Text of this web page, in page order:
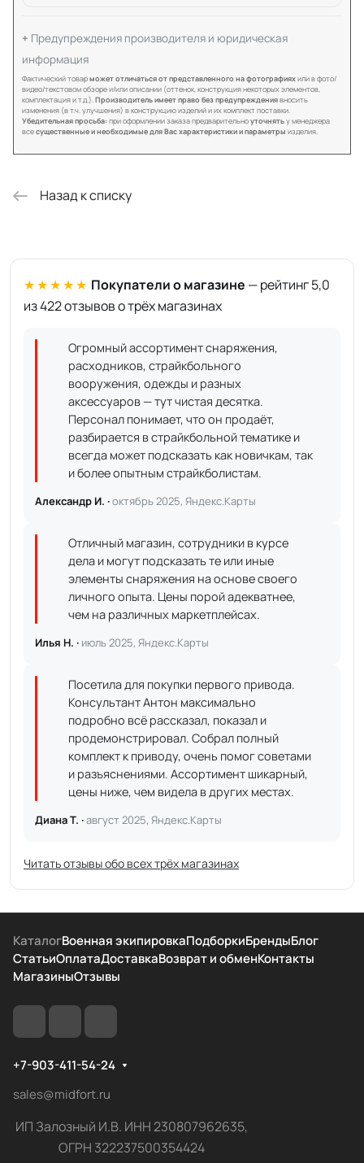
Предупреждения производителя и юридическая
информация
Фактический товарможет отличаться от представленного на фотографияхили в фото/
видео/текстовом обзоре и/или описании (оттенок, конструкция некоторых элементов,
комплектация и т.д.).Производитель имеет право без предупреждениявносить
изменения (в т.ч. улучшения) в конструкцию изделий и их комплект поставки.
Убедительная просьба: при оформлении заказа предварительноуточнятьу менеджера
всесущественные и необходимые для Вас характеристики и параметры изделия.
Назад к списку
★★★★★ Покупатели о магазине — рейтинг 5,0
из 422 отзывов о трёх магазинах
Огромный ассортимент снаряжения,
расходников, страйкбольного
вооружения, одежды и разных
аксессуаров — тут чистая десятка.
Персонал понимает, что он продаёт,
разбирается в страйкбольной тематике и
всегда может подсказать как новичкам, так
и более опытным страйкболистам.
Александр И. ·октябрь 2025, Яндекс.Карты
Отличный магазин, сотрудники в курсе
дела и могут подсказать те или иные
элементы снаряжения на основе своего
личного опыта. Цены порой адекватнее,
чем на различных маркетплейсах.
Илья Н. · июль 2025, Яндекс.Карты
Посетила для покупки первого привода.
Консультант Антон максимально
подробно всё рассказал, показал и
продемонстрировал. Собрал полный
комплект к приводу, очень помог советами
и разъяснениями. Ассортимент шикарный,
цены ниже, чем видела в других местах.
Диана Т. ·август 2025, Яндекс.Карты
Читать отзывы обо всех трёх магазинах
КаталогВоенная экипировкаПодборкиБрендыБлог
СтатьиОплатаДоставкаВозврат и обменКонтакты
МагазиныОтзывы
+7-903-411-54-24
sales@midfort.ru
ИП Залозный И.В. ИНН 230807962635,
ОГРН 322237500354424